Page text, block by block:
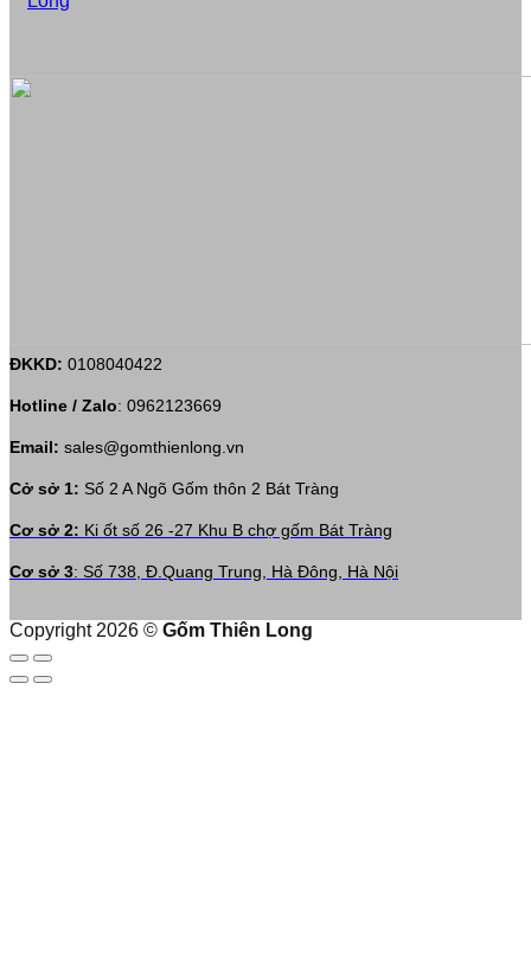
ĐKKD: 0108040422
Hotline / Zalo: 0962123669
Email: sales@gomthienlong.vn
Cở sở 1: Số 2 A Ngõ Gốm thôn 2 Bát Tràng
Cơ sở 2: Ki ốt số 26 -27 Khu B chợ gốm Bát Tràng
Cơ sở 3: Số 738, Đ.Quang Trung, Hà Đông, Hà Nội
Copyright 2026 © Gốm Thiên Long